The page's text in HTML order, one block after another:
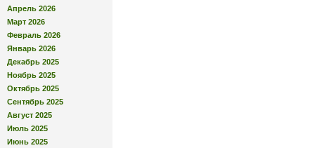
Апрель 2026
Март 2026
Февраль 2026
Январь 2026
Декабрь 2025
Ноябрь 2025
Октябрь 2025
Сентябрь 2025
Август 2025
Июль 2025
Июнь 2025